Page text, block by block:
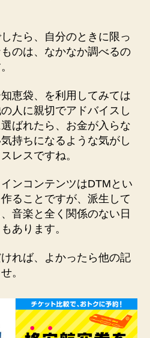
たら、自分のときに限っ
のは、なかなか調べるの
恵袋、を利用してみては
人に親切でアドバイスし
ばれたら、お金が入らな
持ちになるような気がし
レスですね。
ンコンテンツはDTMとい
ることですが、派生して
音楽と全く関係のない日
あります。
れば、よかったら他の記
。